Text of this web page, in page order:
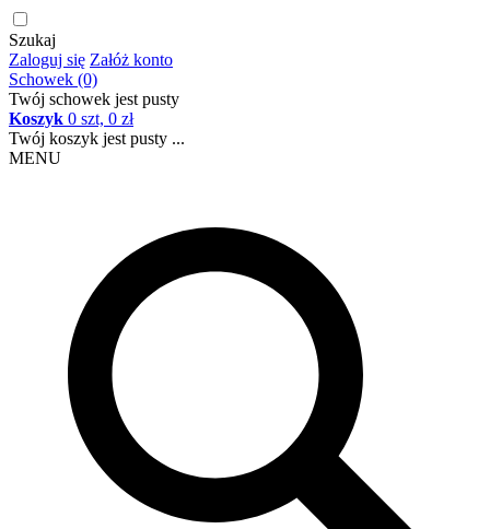
Szukaj
Zaloguj się Załóż konto
Schowek (0)
Twój schowek jest pusty
Koszyk 0 szt, 0 zł
Twój koszyk jest pusty ...
MENU